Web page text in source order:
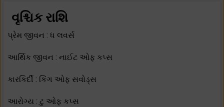
વૃશ્ચિક રાશિ
પ્રેમ જીવન : ધ લવર્સ
આર્થિક જીવન : નાઈટ ઓફ કપ્સ
કારકિર્દી : કિંગ ઓફ સવોડ્સ
આરોગ્ય : ટુ ઓફ કપ્સ